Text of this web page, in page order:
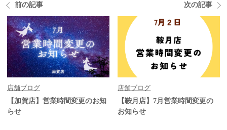
前の記事
店舗ブログ
【加賀店】営業時間変更のお知
らせ
次の記事
店舗ブログ
【鞍月店】7月営業時間変更の
お知らせ